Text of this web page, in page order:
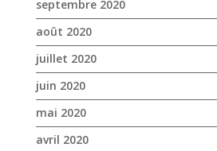
avril 2020
mars 2020
janvier 2020
décembre 2019
novembre 2019
octobre 2019